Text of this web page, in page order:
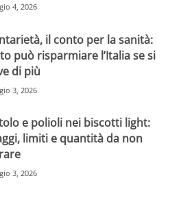
4, 2026
il conto per la sanità:
può risparmiare l’Italia se si
di più
3, 2026
e polioli nei biscotti light:
limiti e quantità da non
3, 2026